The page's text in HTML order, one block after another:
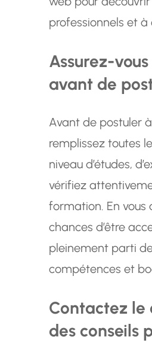
professionnels et
Assurez-
avant de
Avant de postuler
remplissez toutes
niveau d’études,
vérifiez
formation. En vous
chances d’être
pleinement parti
compétences et
Contactez le
des conseils